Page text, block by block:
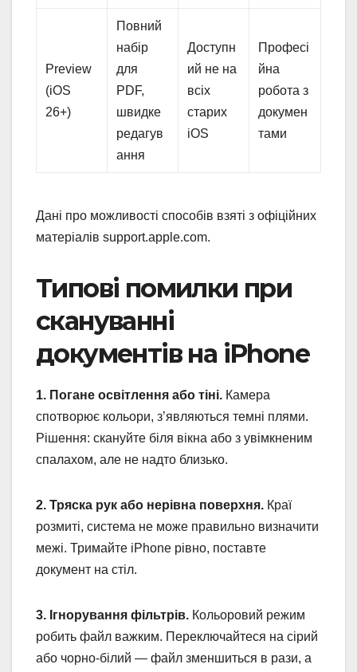
Preview
(iOS
26+)
Повний
набір
для
PDF,
швидке
редагув
ання
Доступн
ий не на
всіх
старих
iOS
Професі
йна
робота з
докумен
тами
Дані про можливості способів взяті з офіційних
матеріалів support.apple.com.
Типові помилки при
скануванні
документів на iPhone
1. Погане освітлення або тіні. Камера
спотворює кольори, з’являються темні плями.
Рішення: скануйте біля вікна або з увімкненим
спалахом, але не надто близько.
2. Тряска рук або нерівна поверхня. Краї
розмиті, система не може правильно визначити
межі. Тримайте iPhone рівно, поставте
документ на стіл.
3. Ігнорування фільтрів. Кольоровий режим
робить файл важким. Переключайтеся на сірий
або чорно-білий — файл зменшиться в рази, а